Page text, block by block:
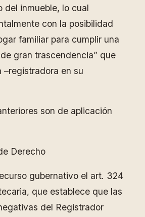
del inmueble, lo cual
con la posibilidad
familiar para cumplir una
gran trascendencia” que
–registradora en su
son de aplicación
Derecho
gubernativo el art. 324
que establece que las
del Registrador